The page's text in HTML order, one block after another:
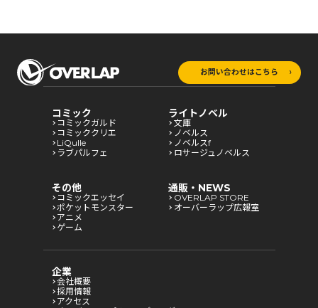
お問い合わせはこちら
コミック
コミックガルド
コミッククリエ
LiQulle
ラブパルフェ
ライトノベル
文庫
ノベルス
ノベルスf
ロサージュノベルス
その他
コミックエッセイ
ポケットモンスター
アニメ
ゲーム
通販・NEWS
OVERLAP STORE
オーバーラップ広報室
企業
会社概要
採用情報
アクセス